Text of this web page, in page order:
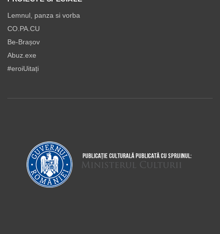
Lemnul, panza si vorba
CO.PA.CU
Be-Brașov
Abuz.exe
#eroiUitați